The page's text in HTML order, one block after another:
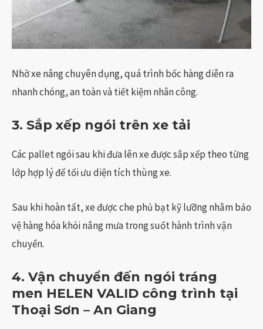
Nhờ xe nâng chuyên dụng, quá trình bốc hàng diễn ra
nhanh chóng, an toàn và tiết kiệm nhân công.
3. Sắp xếp ngói trên xe tải
Các pallet ngói sau khi đưa lên xe được sắp xếp theo từng
lớp hợp lý để tối ưu diện tích thùng xe.
Sau khi hoàn tất, xe được che phủ bạt kỹ lưỡng nhằm bảo
vệ hàng hóa khỏi nắng mưa trong suốt hành trình vận
chuyển.
4. Vận chuyển đến ngói tráng
men HELEN VALID công trình tại
Thoại Sơn – An Giang